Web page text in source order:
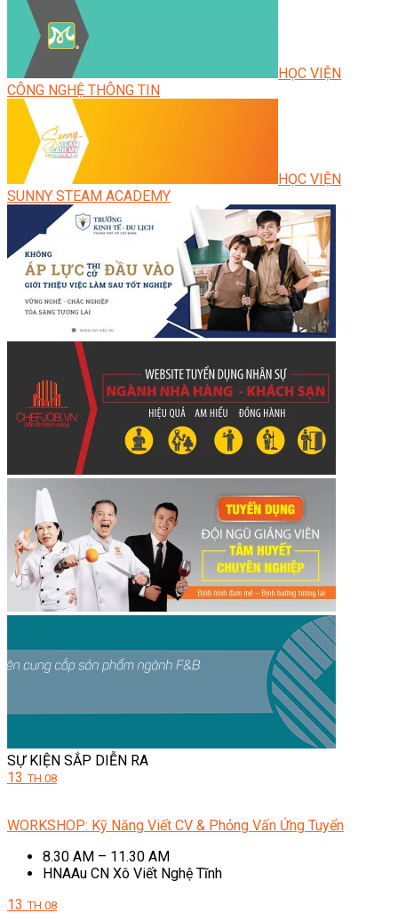
HỌC VIỆN
CÔNG NGHỆ THÔNG TIN
HỌC VIỆN
SUNNY STEAM ACADEMY
SỰ KIỆN SẮP DIỄN RA
13 TH.08
WORKSHOP: Kỹ Năng Viết CV & Phỏng Vấn Ứng Tuyển
8.30 AM – 11.30 AM
HNAAu CN Xô Viết Nghệ Tĩnh
13 TH.08